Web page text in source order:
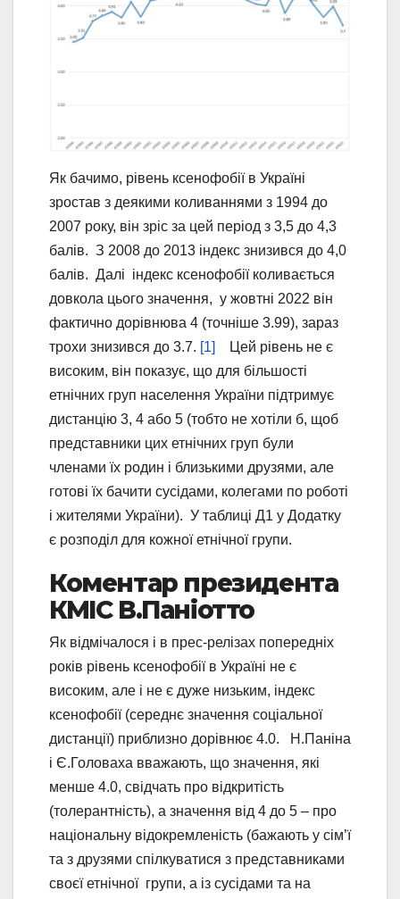
Як бачимо, рівень ксенофобії в Україні
зростав з деякими коливаннями з 1994 до
2007 року, він зріс за цей період з 3,5 до 4,3
балів. З 2008 до 2013 індекс знизився до 4,0
балів. Далі індекс ксенофобії коливається
довкола цього значення, у жовтні 2022 він
фактично дорівнюва 4 (точніше 3.99), зараз
трохи знизився до 3.7. [1]
Цей рівень не є
високим, він показує, що для більшості
етнічних груп населення України підтримує
дистанцію 3, 4 або 5 (тобто не хотіли б, щоб
представники цих етнічних груп були
членами їх родин і близькими друзями, але
готові їх бачити сусідами, колегами по роботі
і жителями України). У таблиці Д1 у Додатку
є розподіл для кожної етнічної групи.
Коментар президента
КМІС В.Паніотто
Як відмічалося і в прес-релізах попередніх
років рівень ксенофобії в Україні не є
високим, але і не є дуже низьким, індекс
ксенофобії (середнє значення соціальної
дистанції) приблизно дорівнює 4.0. Н.Паніна
і Є.Головаха вважають, що значення, які
менше 4.0, свідчать про відкритість
(толерантність), а значення від 4 до 5 – про
національну відокремленість (бажають у сім’ї
та з друзями спілкуватися з представниками
своєї етнічної групи, а із сусідами та на